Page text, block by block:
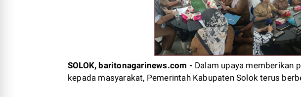
SOLOK, baritonagarinews.com - Dalam upaya memberikan
kepada masyarakat, Pemerintah Kabupaten Solok terus